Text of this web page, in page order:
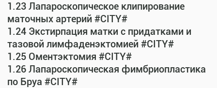
1.23 Лапароскопическое клипирование
маточных артерий #CITY#
1.24 Экстирпация матки с придатками и
тазовой лимфаденэктомией #CITY#
1.25 Оментэктомия #CITY#
1.26 Лапароскопическая фимбриопластика
по Бруа #CITY#